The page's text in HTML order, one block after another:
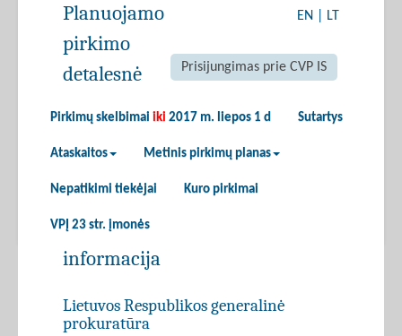
EN LT
Prisijungimas prie CVP IS
Pirkimų skelbimai iki 2017 m. liepos 1 d Sutartys
Ataskaitos Metinis pirkimų planas
Nepatikimi tiekėjai Kuro pirkimai
VPĮ 23 str. įmonės
Planuojamo
pirkimo
detalesnė
informacija
Lietuvos Respublikos generalinė
prokuratūra